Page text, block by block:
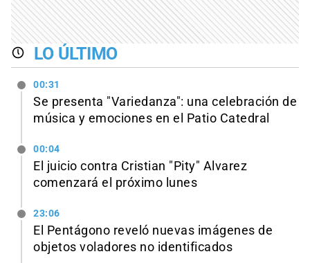
LO ÚLTIMO
00:31
Se presenta "Variedanza": una celebración de
música y emociones en el Patio Catedral
00:04
El juicio contra Cristian "Pity" Alvarez
comenzará el próximo lunes
23:06
El Pentágono reveló nuevas imágenes de
objetos voladores no identificados